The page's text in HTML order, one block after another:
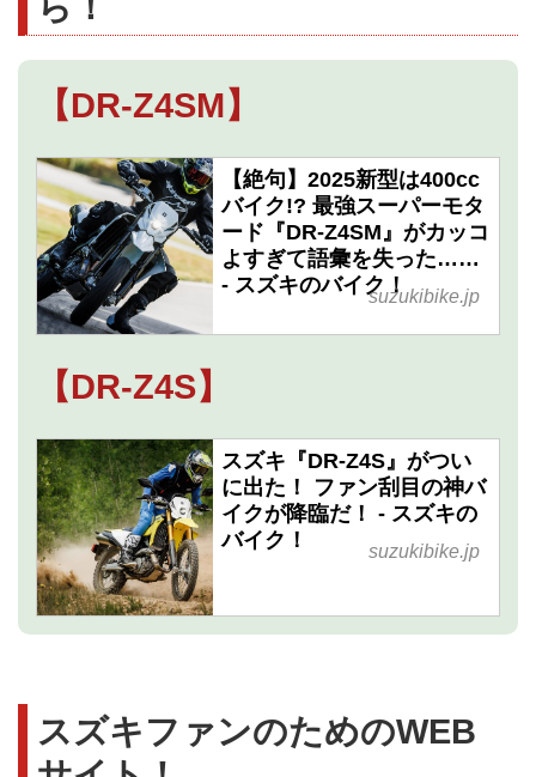
【DR-Z4SM】
【絶句】2025新型は400cc
バイク!? 最強スーパーモタ
ード『DR-Z4SM』がカッコ
よすぎて語彙を失った……
- スズキのバイク！suzukibike.jp
【DR-Z4S】
スズキ『DR-Z4S』がつい
に出た！ ファン刮目の神バ
イクが降臨だ！ - スズキの
バイク！
suzukibike.jp
スズキファンのためのWEB